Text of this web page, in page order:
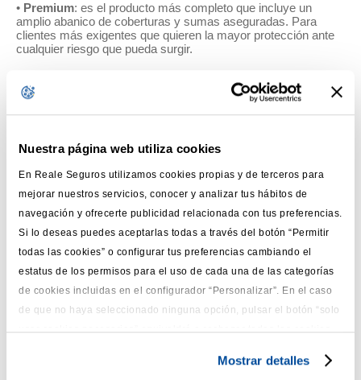
Nuestra página web utiliza cookies
En Reale Seguros utilizamos cookies propias y de terceros para
mejorar nuestros servicios, conocer y analizar tus hábitos de
navegación y ofrecerte publicidad relacionada con tus preferencias.
Si lo deseas puedes aceptarlas todas a través del botón “Permitir
todas las cookies” o configurar tus preferencias cambiando el
estatus de los permisos para el uso de cada una de las categorías
de cookies incluidas en el configurador “Personalizar”. En el caso
de que no haya seleccionado ninguna opción, pulsar el botón “solo
cambiar la configuración, puedes consultar nuestraPolítica de
Mostrar detalles
• Premium: es el producto más completo que incluye un
amplio abanico de coberturas y sumas aseguradas. Para
clientes más exigentes que quieren la mayor protección ante
cualquier riesgo que pueda surgir.
Además, incorpora la
posibilidad de añadir packs de valor
añadido, diseñados para proporcionar una mayor
•Pack Mascotas : se aseguran gatos y perros, cubriendo
robo o extravío… y acceso a "Servicios" variados, como
servicios veterinarios, de asesoramiento, etc.
•Pack Salud: Servicio de telemedicina a través de una
plataforma tecnológica - "Reale Cuídate"-, que permite
servicios como consultas médicas ilimitadas a médicos
generalistas y especialistas, receta electrónica privada y
acceso a un repositorio digital donde el paciente tendrá su
historial clínico.
•Pack Movilidad Familia: cubre la Responsabilidad Civil,
: Comprende una serie de